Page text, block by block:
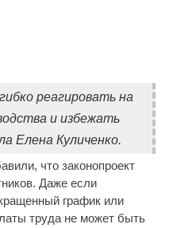
реагировать на
и избежать
Елена Куличенко.
что законопроект
Даже если
график или
труда не может быть